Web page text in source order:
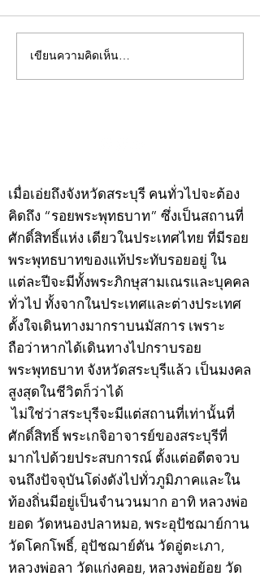
คอลัมน์"จับชีพจรวงการ
พระ"ประจำพุธที่ 29
เขียนความคิดเห็น…
เมื่อเอ่ยถึงจังหวัดสระบุรี คนทั่วไปจะต้อง
คิดถึง “รอยพระพุทธบาท” ซึ่งเป็นสถานที่
ศักดิ์สิทธิ์แห่ง เดียวในประเทศไทย ที่มีรอย
พระพุทธบาทของแท้ประทับรอยอยู่ ใน
แต่ละปีจะมีทั้งพระภิกษุสามเณรและบุคคล
ทั่วไป ทั้งจากในประเทศและต่างประเทศ
ตั้งใจเดินทางมากราบนมัสการ เพราะ
ถือว่าหากได้เดินทางไปกราบรอย
พระพุทธบาท จังหวัดสระบุรีแล้ว เป็นมงคล
สูงสุดในชีวิตก็ว่าได้
ไม่ใช่ว่าสระบุรีจะมีแต่สถานที่เท่านั้นที่
ศักดิ์สิทธิ์ พระเกจิอาจารย์ของสระบุรีที่
มากไปด้วยประสบการณ์ ตั้งแต่อดีตจวบ
จนถึงปัจจุบันโด่งดังไปทั่วภูมิภาคและใน
ท้องถิ่นมีอยู่เป็นจำนวนมาก อาทิ หลวงพ่อ
ยอด วัดหนองปลาหมอ, พระอุปัชฌาย์กาน
วัดโคกโพธิ์, อุปัชฌาย์ตัน วัดอู่ตะเภา,
หลวงพ่อลา วัดแก่งคอย, หลวงพ่อย้อย วัด